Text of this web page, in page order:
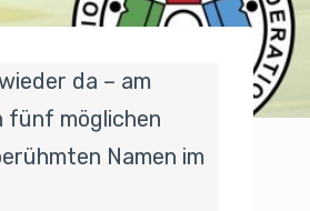
da – am
fünf möglichen
Namen im